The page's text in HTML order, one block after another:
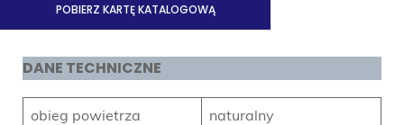
POBIERZ KARTĘ KATALOGOWĄ
DANE TECHNICZNE
obieg powietrza naturalny